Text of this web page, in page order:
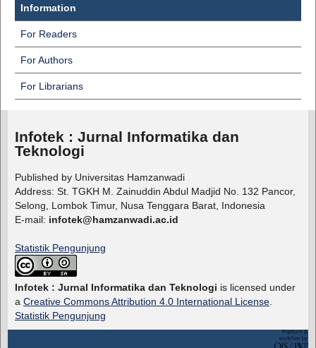
Information
For Readers
For Authors
For Librarians
Infotek : Jurnal Informatika dan
Teknologi
Published by Universitas Hamzanwadi
Address: St. TGKH M. Zainuddin Abdul Madjid No. 132 Pancor,
Selong, Lombok Timur, Nusa Tenggara Barat, Indonesia
E-mail: infotek@hamzanwadi.ac.id
Statistik Pengunjung
Infotek : Jurnal Informatika dan Teknologi is licensed under
a Creative Commons Attribution 4.0 International License.
Statistik Pengunjung